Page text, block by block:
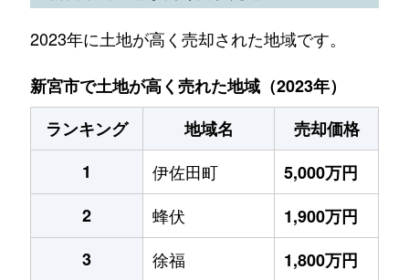
2023年に土地が高く売却された地域です。
新宮市で土地が高く売れた地域（2023年）
ランキング
地域名
売却価格
1
伊佐田町
5,000万円
2
蜂伏
1,900万円
3
徐福
1,800万円